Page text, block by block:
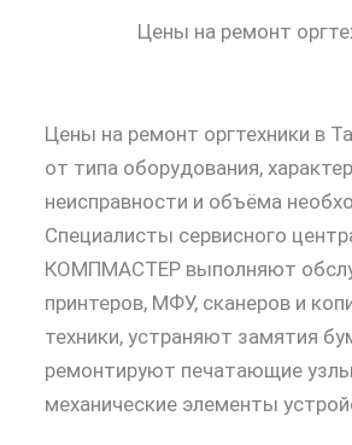
Цены на ремонт
Цены на ремонт оргтехники в
от типа оборудования,
неисправности и объёма
Специалисты сервисного
КОМПМАСТЕР выполняют
принтеров, МФУ, сканеров и
техники, устраняют замятия
ремонтируют печатающие
механические элементы